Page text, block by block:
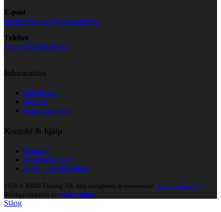
E-post
david.eriksson@bmdtrading.se
Telefon
+46(0)730-85 00 42
Information
Sälj till oss
Om oss
Kunskapsbank
Kontakt & hjälp
Kontakt
Integritetspolicy
Frakt- och köpvillkor
2026 © BMD Trading AB, Alla rättigheter är reserverade. Integritetspolicy
Webbproduktion av Adapt Online
Stäng